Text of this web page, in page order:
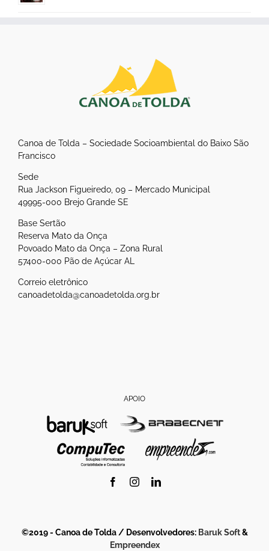
Canoa de Tolda – Sociedade Socioambiental do Baixo São
Francisco
Sede
Rua Jackson Figueiredo, 09 – Mercado Municipal
49995-000 Brejo Grande SE
Base Sertão
Reserva Mato da Onça
Povoado Mato da Onça – Zona Rural
57400-000 Pão de Açúcar AL
Correio eletrônico
canoadetolda@canoadetolda.org.br
APOIO
FacebookInstagramLinkedIn
©2019 - Canoa de Tolda / Desenvolvedores: Baruk Soft&
Empreendex